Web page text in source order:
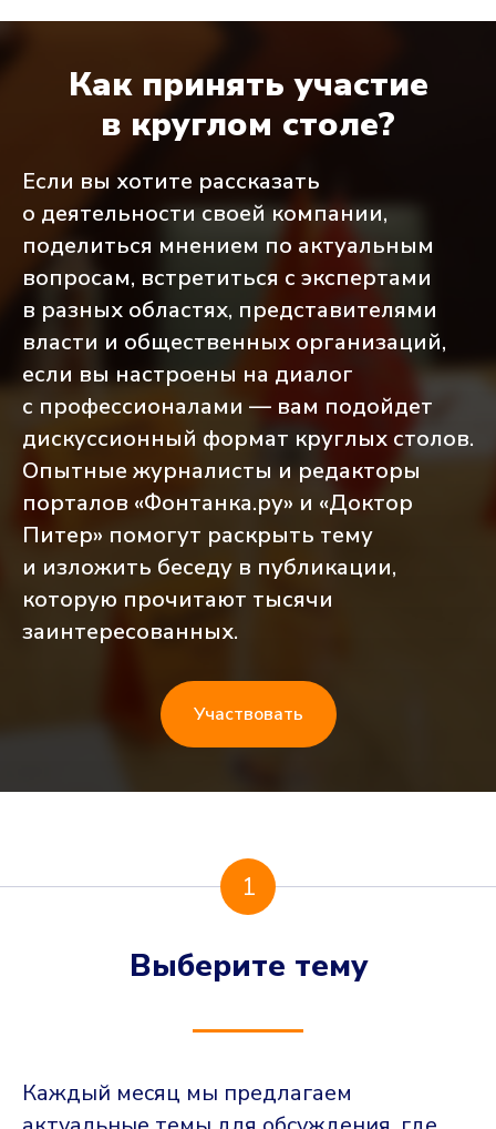
Как принять участие
в круглом столе?
Если вы хотите рассказать
о деятельности своей компании,
поделиться мнением по актуальным
вопросам, встретиться с экспертами
в разных областях, представителями
власти и общественных организаций,
если вы настроены на диалог
с профессионалами — вам подойдет
дискуссионный формат круглых столов.
Опытные журналисты и редакторы
порталов «Фонтанка.ру» и «Доктор
Питер» помогут раскрыть тему
и изложить беседу в публикации,
которую прочитают тысячи
заинтересованных.
Участвовать
1
Выберите тему
Каждый месяц мы предлагаем